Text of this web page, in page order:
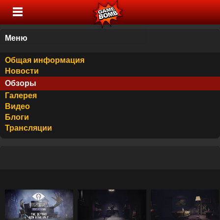
Меню
Общая информация
Новости
Обзоры
Галерея
Видео
Блоги
Трансляции